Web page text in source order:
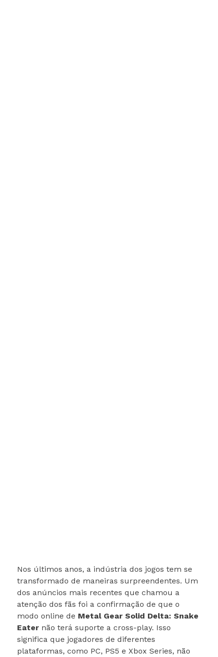
Nos últimos anos, a indústria dos jogos tem se
transformado de maneiras surpreendentes. Um
dos anúncios mais recentes que chamou a
atenção dos fãs foi a confirmação de que o
modo online de Metal Gear Solid Delta: Snake
Eater não terá suporte a cross-play. Isso
significa que jogadores de diferentes
plataformas, como PC, PS5 e Xbox Series, não